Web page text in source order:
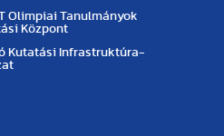
Olimpiai Tanulmányok
Központ
Kutatási Infrastruktúra-